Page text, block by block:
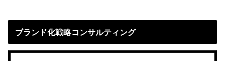
ブランド化戦略コンサルティング